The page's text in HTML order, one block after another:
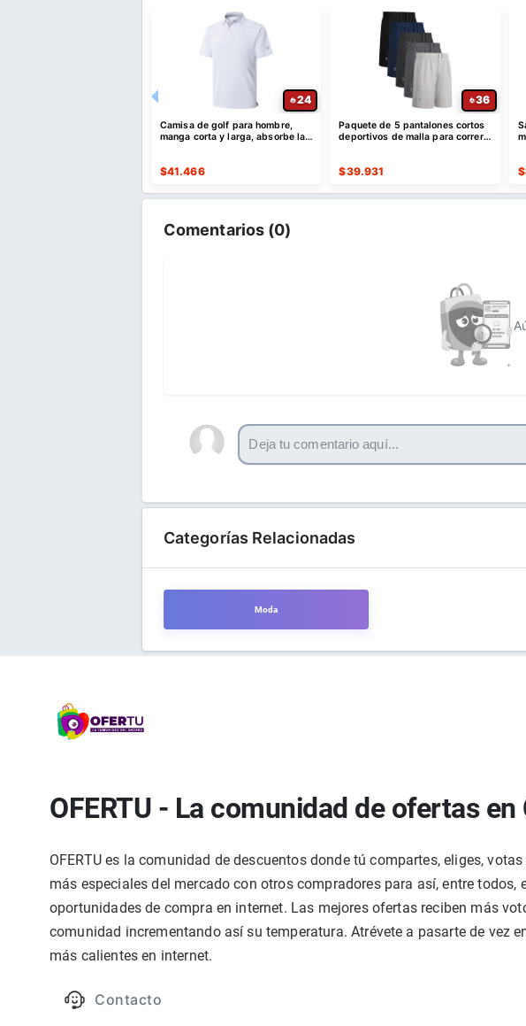
24
Camisa de golf para hombre,
manga corta y larga, absorbe la
$41.466
36
Paquete de 5 pantalones cortos
deportivos de malla para correr,
$39.931 $
Comentarios (0)
Categorías Relacionadas
Moda
OFERTU - La comunidad de ofertas
OFERTU es la comunidad de descuentos donde tú compartes, eliges,
más especiales del mercado con otros compradores para así, entre todos,
oportunidades de compra en internet. Las mejores ofertas reciben más
comunidad incrementando así su temperatura. Atrévete a pasarte de vez
más calientes en internet.
Contacto